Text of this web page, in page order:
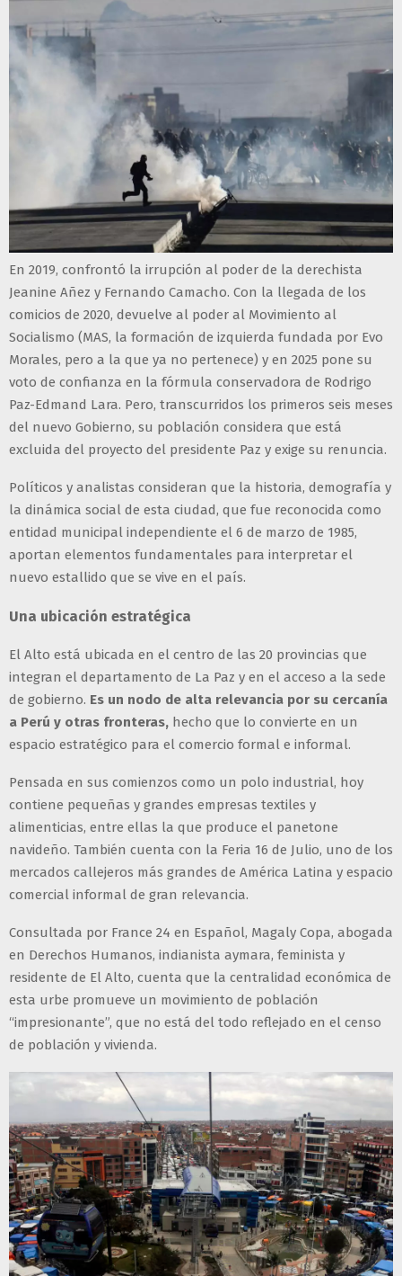
En 2019, confrontó la irrupción al poder de la derechista
Jeanine Añez y Fernando Camacho. Con la llegada de los
comicios de 2020, devuelve al poder al Movimiento al
Socialismo (MAS, la formación de izquierda fundada por Evo
Morales, pero a la que ya no pertenece) y en 2025 pone su
voto de confianza en la fórmula conservadora de Rodrigo
Paz-Edmand Lara. Pero, transcurridos los primeros seis meses
del nuevo Gobierno, su población considera que está
excluida del proyecto del presidente Paz y exige su renuncia.
Políticos y analistas consideran que la historia, demografía y
la dinámica social de esta ciudad, que fue reconocida como
entidad municipal independiente el 6 de marzo de 1985,
aportan elementos fundamentales para interpretar el
nuevo estallido que se vive en el país.
Una ubicación estratégica
El Alto está ubicada en el centro de las 20 provincias que
integran el departamento de La Paz y en el acceso a la sede
de gobierno. Es un nodo de alta relevancia por su cercanía
a Perú y otras fronteras, hecho que lo convierte en un
espacio estratégico para el comercio formal e informal.
Pensada en sus comienzos como un polo industrial, hoy
contiene pequeñas y grandes empresas textiles y
alimenticias, entre ellas la que produce el panetone
navideño. También cuenta con la Feria 16 de Julio, uno de los
mercados callejeros más grandes de América Latina y espacio
comercial informal de gran relevancia.
Consultada por France 24 en Español, Magaly Copa, abogada
en Derechos Humanos, indianista aymara, feminista y
residente de El Alto, cuenta que la centralidad económica de
esta urbe promueve un movimiento de población
“impresionante”, que no está del todo reflejado en el censo
de población y vivienda.